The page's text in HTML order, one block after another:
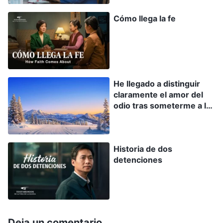
respirar. Casi me asfixiaba. Pedí que me quitaran
las esposas y, pasado un largo rato, por fin me
las abrieron. Más tarde, entró un policía y me
dijo: “Intenta comprender tu situación. Todos los
demás han confesado. Es una estupidez que te
quedes aquí sentada aguantando sola, ¿no
crees? Dime lo que sabes ahora y te dejaremos
ir”. Luego sacó unas fotos y me pidió que
identificara a las personas que aparecían en
ellas. Me dijo: “Todas estas personas fueron
detenidas y dijeron que te conocían. ¿Los
conoces? ¿Cuál es su trabajo en la iglesia?”.
Pensé: “Si los hermanos y las hermanas admiten
Cómo llega la fe
He llegado a distinguir
claramente el amor del
odio tras someterme a la
Historia de dos
detenciones